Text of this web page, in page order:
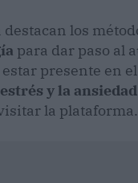
los
para dar paso al
presente en
y la ansiedad
la plataforma.